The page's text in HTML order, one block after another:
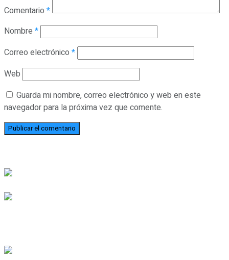
Comentario *
Nombre *
Correo electrónico *
Web
Guarda mi nombre, correo electrónico y web en este
navegador para la próxima vez que comente.